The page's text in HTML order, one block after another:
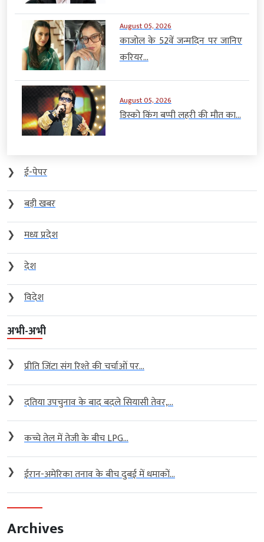
August 05, 2026
काजोल के 52वें जन्मदिन पर जानिए
करियर...
August 05, 2026
डिस्को किंग बप्पी लहरी की मौत का...
❯
ई-पेपर
❯
बड़ी खबर
❯
मध्य प्रदेश
❯
देश
❯
विदेश
अभी-अभी
❯ प्रीति जिंटा संग रिश्ते की चर्चाओं पर...
❯ दतिया उपचुनाव के बाद बदले सियासी तेवर,...
❯ कच्चे तेल में तेजी के बीच LPG...
❯ ईरान-अमेरिका तनाव के बीच दुबई में धमाकों...
Archives